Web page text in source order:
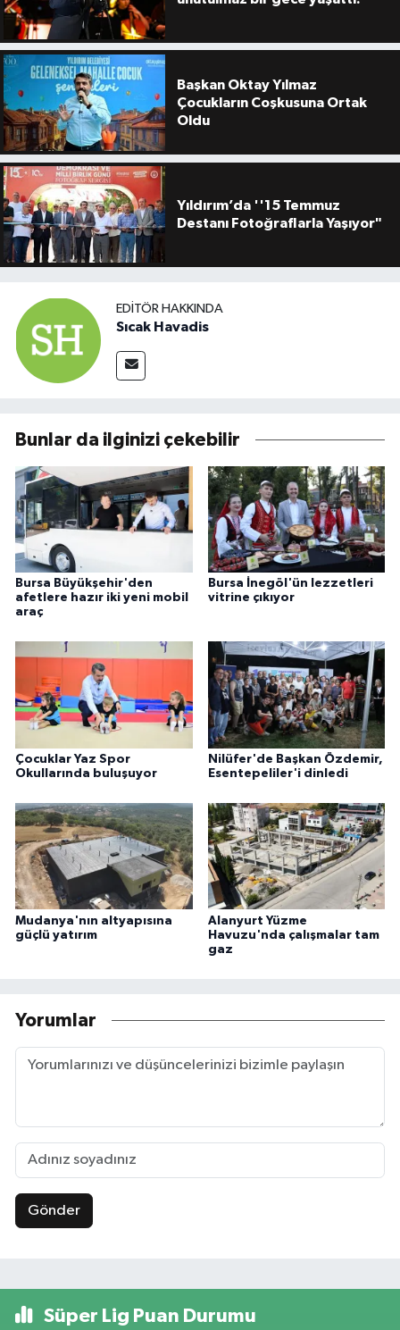
Başkan Oktay Yılmaz
Çocukların Coşkusuna Ortak
Oldu
Yıldırım’da ''15 Temmuz
Destanı Fotoğraflarla Yaşıyor"
EDITÖR HAKKINDA
Sıcak Havadis
Bunlar da ilginizi çekebilir
Bursa Büyükşehir'den
afetlere hazır iki yeni mobil
araç
Bursa İnegöl'ün lezzetleri
vitrine çıkıyor
Çocuklar Yaz Spor
Okullarında buluşuyor
Nilüfer'de Başkan Özdemir,
Esentepeliler'i dinledi
Mudanya'nın altyapısına
güçlü yatırım
Alanyurt Yüzme
Havuzu'nda çalışmalar tam
gaz
Yorumlar
Gönder
Süper Lig Puan Durumu